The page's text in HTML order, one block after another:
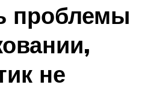
проблемы
не